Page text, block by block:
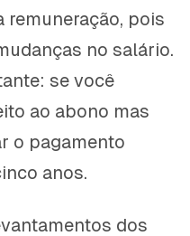
remuneração, pois
no salário.
se você
ao abono mas
o pagamento
anos.
dos